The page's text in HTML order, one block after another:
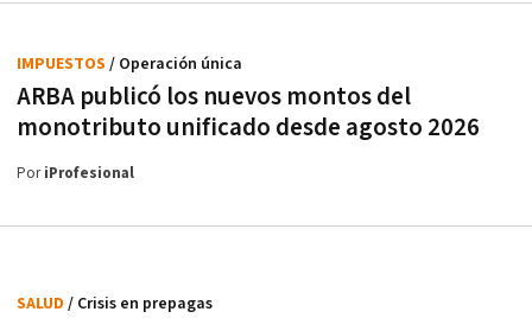
ARBA publicó los nuevos montos del
monotributo unificado desde agosto 2026
IMPUESTOS / Operación única
PoriProfesional
SALUD / Crisis en prepagas